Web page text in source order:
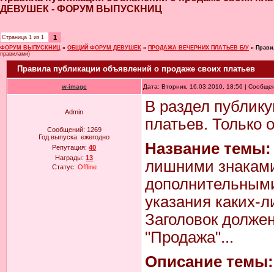
ДЕВУШЕК - ФОРУМ ВЫПУСКНИЦ
Страница 1 из 1 1
ФОРУМ ВЫПУСКНИЦ » ОБЩИЙ ФОРУМ ДЕВУШЕК » ПРОДАЖА ВЕЧЕРНИХ ПЛАТЬЕВ Б/У »
правилами)
Правила публикации объявлений о продаже своих платьев
w-image Дата: Вторник, 16.03.2010, 18:56 |
Admin
Сообщений: 1269
Год выпуска:ежегодно
Репутация:40
Награды:13
Статус: Offline
В раздел
платьев. Только
Название темы:
лишними
указания каких-
Заголовок
"Продажа"...
Описание темы: